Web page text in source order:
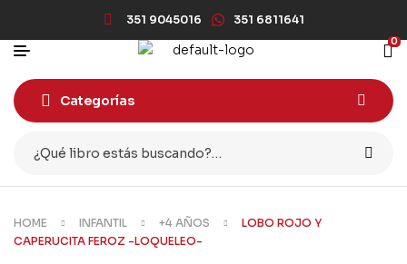
351 9045016 351 6811641
0
Categorías
HOME INFANTIL +4 AÑOS
LOBO ROJO Y
CAPERUCITA FEROZ -LOQUELEO-